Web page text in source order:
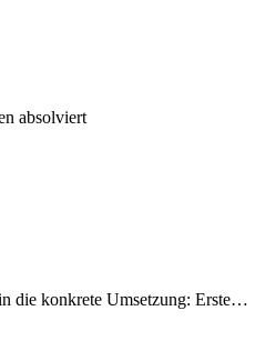
absolviert
die konkrete Umsetzung: Erste…